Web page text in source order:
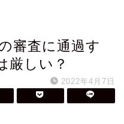
審査に通過す
厳しい？
2022年4月7日